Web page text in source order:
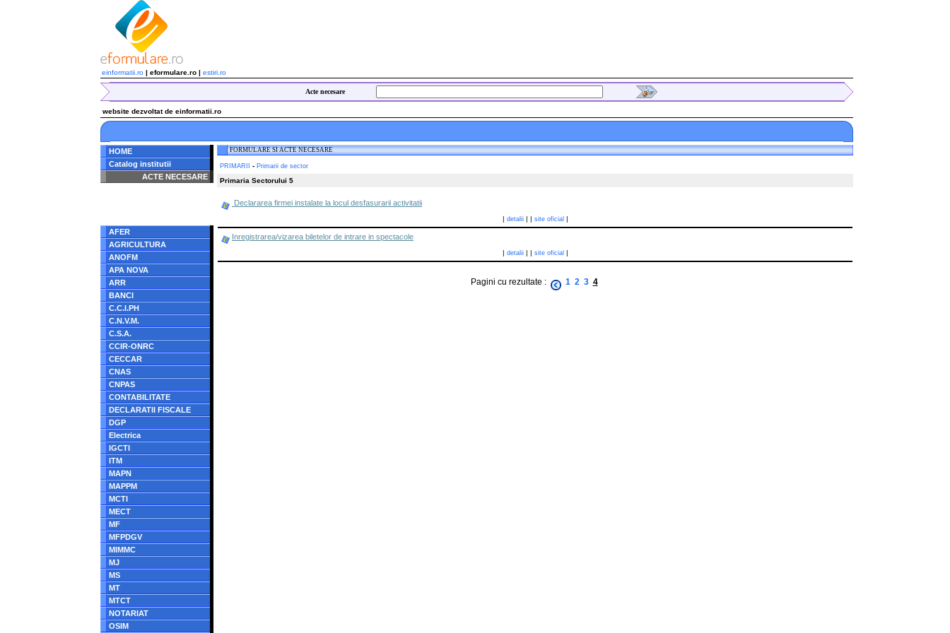
einformatii.ro | eformulare.ro | estiri.ro
Acte necesare
website dezvoltat de einformatii.ro
HOME
Catalog institutii
ACTE NECESARE
/home/eformulare.ro/public_html/navigare/stanga.php
AFER
AGRICULTURA
ANOFM
APA NOVA
ARR
BANCI
C.C.I.PH
C.N.V.M.
C.S.A.
CCIR-ONRC
CECCAR
CNAS
CNPAS
CONTABILITATE
DECLARATII FISCALE
DGP
Electrica
IGCTI
ITM
MAPN
MAPPM
MCTI
MECT
MF
MFPDGV
MIMMC
MJ
MS
MT
MTCT
NOTARIAT
OSIM
FORMULARE SI ACTE NECESARE
PRIMARII - Primarii de sector
Primaria Sectorului 5
Declararea firmei instalate la locul desfasurarii activitatii
| detalii| | site oficial|
Inregistrarea/vizarea biletelor de intrare in spectacole
| detalii| | site oficial|
Pagini cu rezultate : 1 2 3 4